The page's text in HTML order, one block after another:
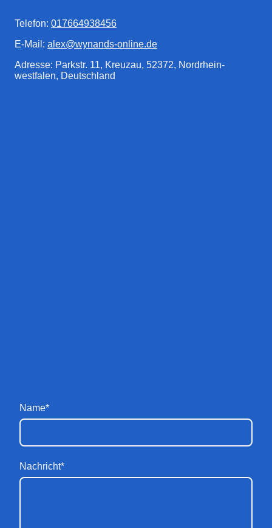
Telefon: 017664938456
E-Mail: alex@wynands-online.de
Adresse: Parkstr. 11, Kreuzau, 52372, Nordrhein-
westfalen, Deutschland
Name*
Nachricht*